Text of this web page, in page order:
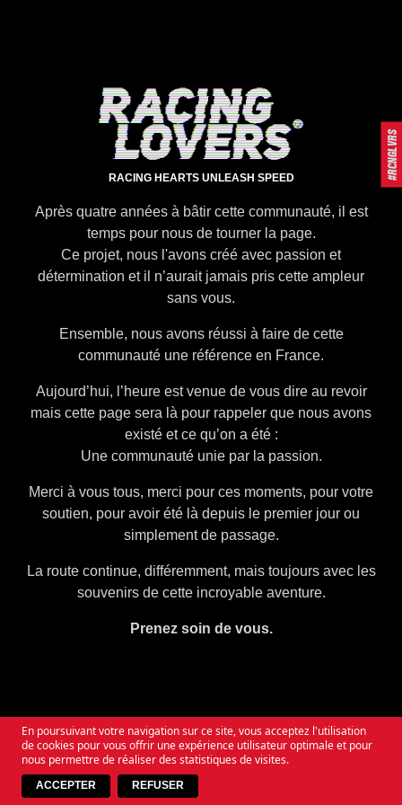
#RCNGLVRS
RACING HEARTS UNLEASH SPEED
Après quatre années à bâtir cette communauté, il est
temps pour nous de tourner la page.
Ce projet, nous l'avons créé avec passion et
détermination et il n’aurait jamais pris cette ampleur
sans vous.
Ensemble, nous avons réussi à faire de cette
communauté une référence en France.
Aujourd’hui, l’heure est venue de vous dire au revoir
mais cette page sera là pour rappeler que nous avons
existé et ce qu’on a été :
Une communauté unie par la passion.
Merci à vous tous, merci pour ces moments, pour votre
soutien, pour avoir été là depuis le premier jour ou
simplement de passage.
La route continue, différemment, mais toujours avec les
souvenirs de cette incroyable aventure.
Prenez soin de vous.
En poursuivant votre navigation sur ce site, vous acceptez l'utilisation
de cookies pour vous offrir une expérience utilisateur optimale et pour
nous permettre de réaliser des statistiques de visites.
ACCEPTER REFUSER